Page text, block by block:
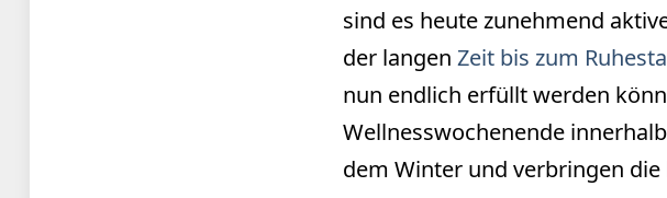
sind es heute zunehmend
der langen Zeit bis zum
nun endlich erfüllt werden
Wellnesswochenende
dem Winter und verbringen die